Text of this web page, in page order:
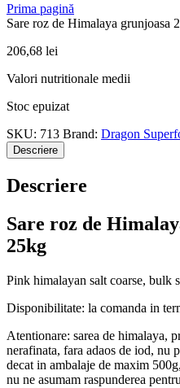
Prima pagină
Sare roz de Himalaya grunjoasa
206,68 lei
Valori nutritionale medii
Stoc epuizat
SKU: 713 Brand: Dragon
Descriere
Descriere
Sare roz de
25kg
Pink himalayan salt coarse, bulk
Disponibilitate: la comanda in
Atentionare: sarea de himalaya,
nerafinata, fara adaos de iod, nu
decat in ambalaje de maxim
nu ne asumam raspunderea